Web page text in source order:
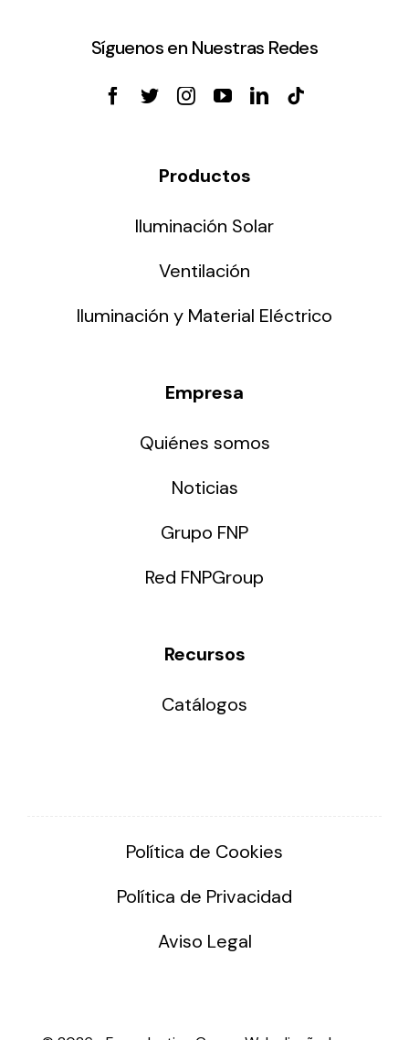
Síguenos en Nuestras Redes
Productos
Iluminación Solar
Ventilación
Iluminación y Material Eléctrico
Empresa
Quiénes somos
Noticias
Grupo FNP
Red FNPGroup
Recursos
Catálogos
Política de Cookies
Política de Privacidad
Aviso Legal